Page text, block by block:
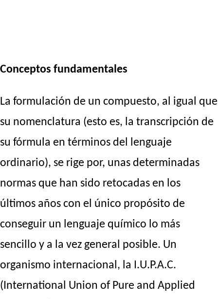
Conceptos fundamentales
La formulación de un compuesto, al igual que
su nomenclatura (esto es, la transcripción de
su fórmula en términos del lenguaje
ordinario), se rige por, unas determinadas
normas que han sido retocadas en los
últimos años con el único propósito de
conseguir un lenguaje químico lo más
sencillo y a la vez general posible. Un
organismo internacional, la I.U.P.A.C.
(International Union of Pure and Applied